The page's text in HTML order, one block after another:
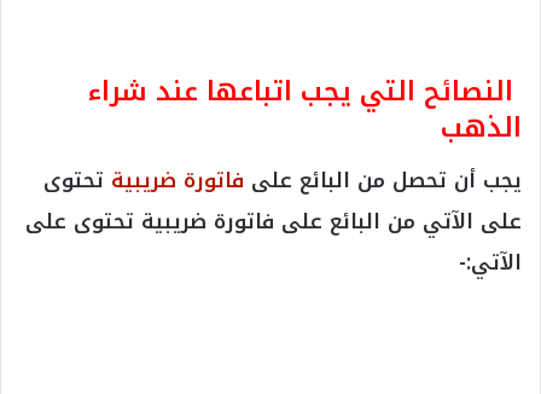
النصائح التي يجب اتباعها عند شراء
الذهب
يجب أن تحصل من البائع على فاتورة ضريبية تحتوى
على الآتي من البائع على فاتورة ضريبية تحتوى على
الآتي:-